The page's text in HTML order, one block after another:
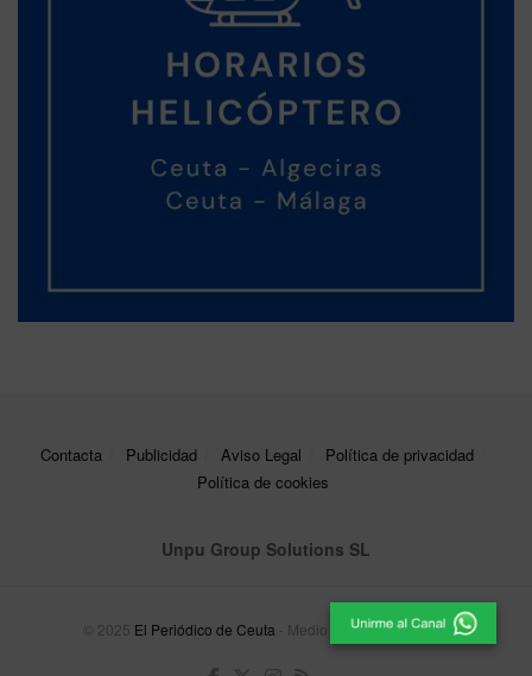
Contacta Publicidad Aviso Legal
Política de privacidad
Política de cookies
Unpu Group Solutions SL
© 2025 El Periódico de Ceuta - Medio de Comunicación